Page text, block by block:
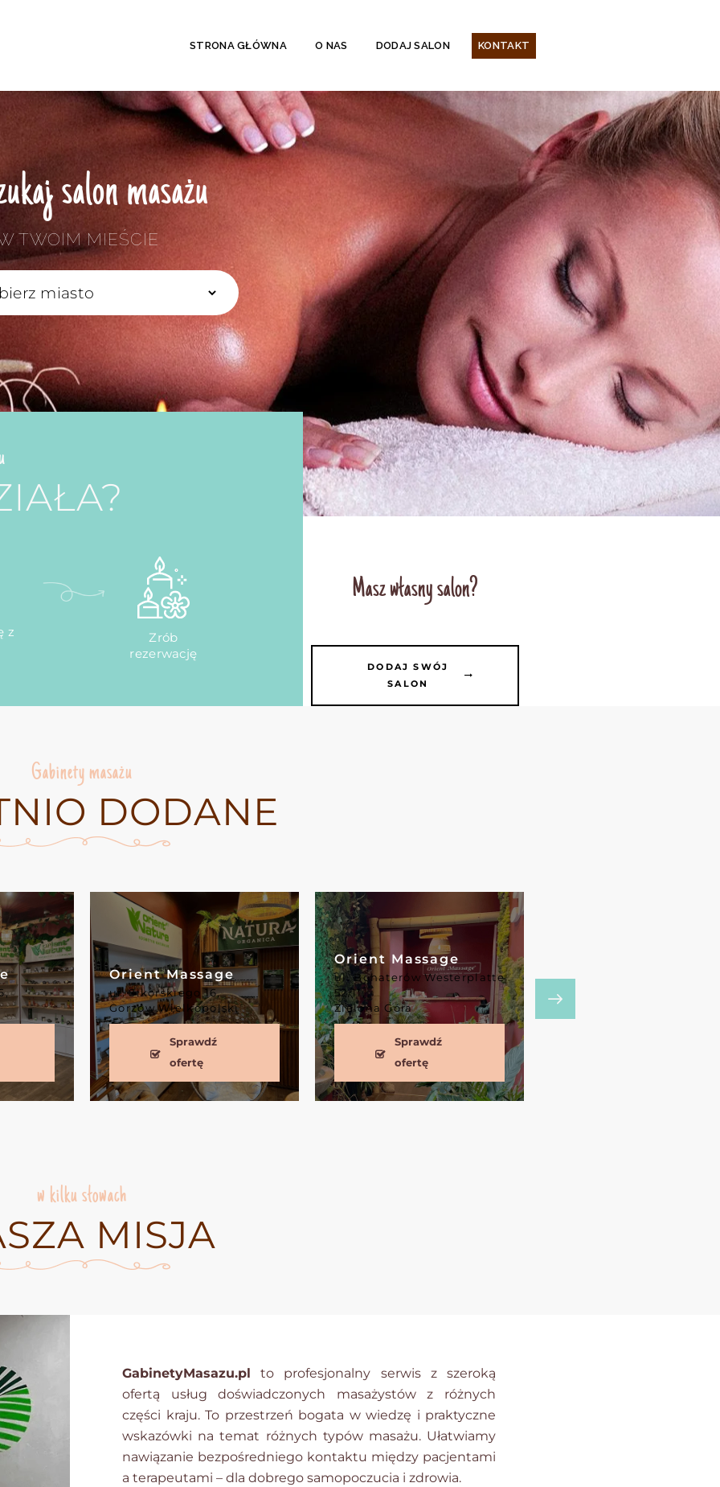
STRONA GŁÓWNA O NAS DODAJ SALON KONTAKT
salon masażu
TWOIM MIEŚCIE
z
Zrób
rezerwację
Masz własny salon?
DODAJ SWÓJ
SALON
Gabinety masażu
DODANE
Orient Massage
ul. Sikorskiego 16,
Gorzów Wielkopolski
Sprawdź
ofertę
Orient Massage
ul. Bohaterów Westerplatte
52/11,
Zielona Góra
Sprawdź
ofertę
ul. Królowej Jadwigi 58,
Poznań
w kilku słowach
MISJA
GabinetyMasazu.pl to profesjonalny serwis z szeroką
ofertą usług doświadczonych masażystów z różnych
części kraju. To przestrzeń bogata w wiedzę i praktyczne
wskazówki na temat różnych typów masażu. Ułatwiamy
nawiązanie bezpośredniego kontaktu między pacjentami
a terapeutami – dla dobrego samopoczucia i zdrowia.